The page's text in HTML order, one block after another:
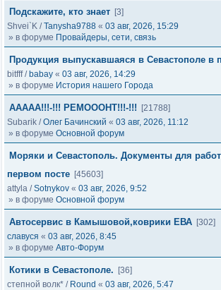
Подскажите, кто знает [3]
Shvei`K /Tanysha9788 « 03 авг, 2026, 15:29
» в форуме Провайдеры, сети, связь
Продукция выпускавшаяся в Севастополе в
bitfff/ babay « 03 авг, 2026, 14:29
» в форуме История нашего Города
ААААА!!!-!!! РЕМОООНТ!!!-!!!
[21788]
Subarik /Олег Бачинский « 03 авг, 2026, 11:12
» в форуме Основной форум
Моряки и Севастополь. Документы для
первом посте [45603]
attyla /Sotnykov « 03 авг, 2026, 9:52
» в форуме Основной форум
Автосервис в Камышовой,коврики ЕВА [302]
славуся « 03 авг, 2026, 8:45
» в форуме Авто-Форум
Котики в Севастополе.
[36]
степной волк* / Round « 03 авг, 2026, 5:47